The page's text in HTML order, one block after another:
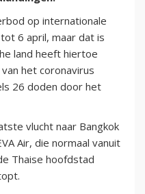
op internationale
6 april, maar dat is
land heeft hiertoe
het coronavirus
26 doden door het
vlucht naar Bangkok
Air, die normaal vanuit
Thaise hoofdstad